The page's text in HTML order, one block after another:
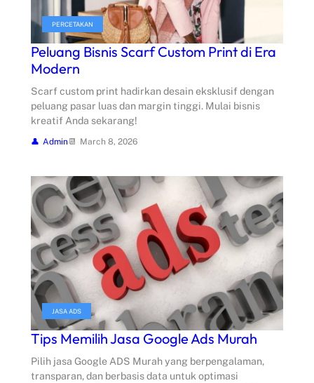
PERCETAKAN
Peluang Bisnis Scarf Custom Print di Era
Modern
Scarf custom print hadirkan desain eksklusif dengan
peluang pasar luas dan margin tinggi. Mulai bisnis
kreatif Anda sekarang!
Admin March 8, 2026
JASA ADS
Tips Memilih Jasa Google Ads Murah
Pilih jasa Google ADS Murah yang berpengalaman,
transparan, dan berbasis data untuk optimasi